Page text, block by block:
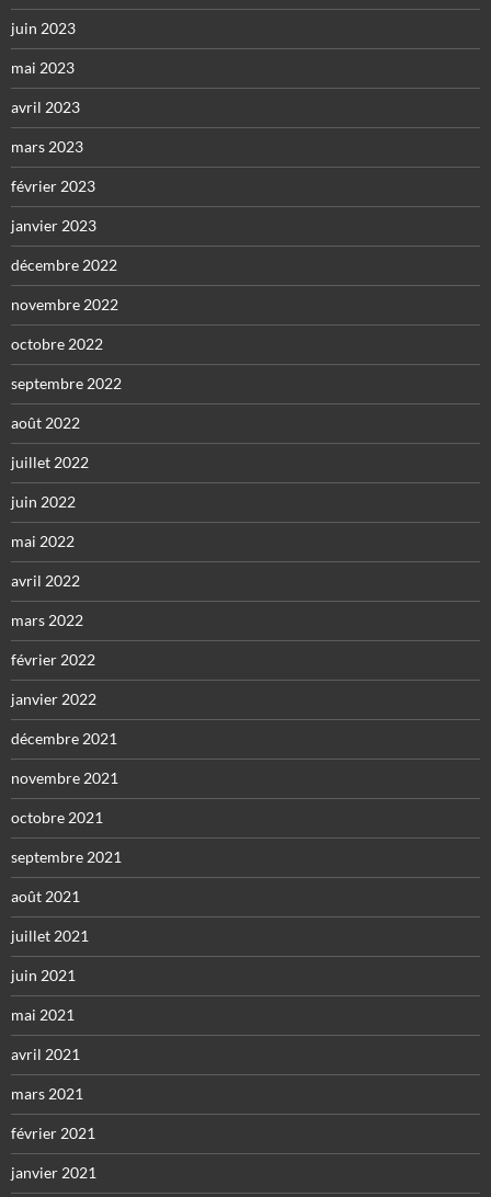
juin 2023
mai 2023
avril 2023
mars 2023
février 2023
janvier 2023
décembre 2022
novembre 2022
octobre 2022
septembre 2022
août 2022
juillet 2022
juin 2022
mai 2022
avril 2022
mars 2022
février 2022
janvier 2022
décembre 2021
novembre 2021
octobre 2021
septembre 2021
août 2021
juillet 2021
juin 2021
mai 2021
avril 2021
mars 2021
février 2021
janvier 2021